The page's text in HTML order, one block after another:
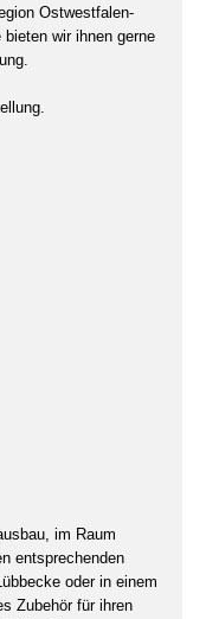
Ostwestfalen-
wir ihnen gerne
im Raum
entsprechenden
oder in einem
Zubehör für ihren